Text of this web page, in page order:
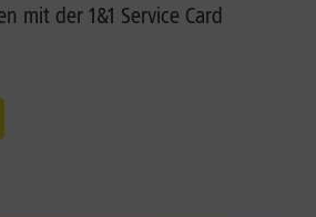
mit der 1&1 Service Card